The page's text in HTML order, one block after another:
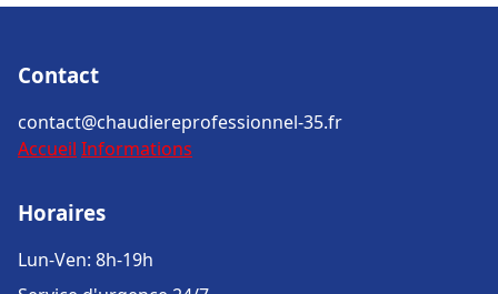
Contact
contact@chaudiereprofessionnel-35.fr
Accueil Informations
Horaires
Lun-Ven: 8h-19h